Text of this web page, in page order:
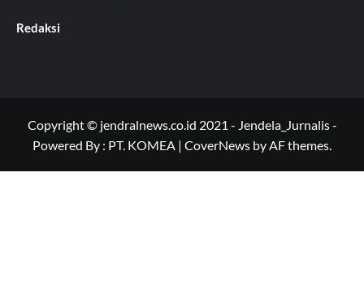
Redaksi
Copyright © jendralnews.co.id 2021 - Jendela_Jurnalis -
Powered By : PT. KOMEA | CoverNews by AF themes.